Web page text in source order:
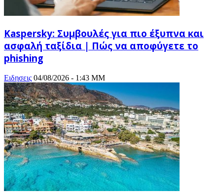
Kaspersky: Συμβουλές για πιο έξυπνα και
ασφαλή ταξίδια | Πώς να αποφύγετε το
phishing
Ειδησεις 04/08/2026 - 1:43 ΜΜ